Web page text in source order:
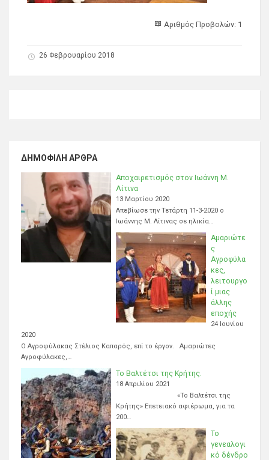
Αριθμός Προβολών: 1
26 Φεβρουαρίου 2018
ΔΗΜΟΦΙΛΉ ΆΡΘΡΑ
Αποχαιρετισμός στον Ιωάννη Μ.
Λίτινα
13 Μαρτίου 2020
Απεβίωσε την Τετάρτη 11-3-2020 ο
Ιωάννης Μ. Λίτινας σε ηλικία…
Αμαριώτε
ς
Αγροφύλα
κες,
λειτουργο
ί μιας
άλλης
εποχής
24 Ιουνίου
2020
Ο Αγροφύλακας Στέλιος Καπαρός, επί το έργον. Αμαριώτες
Αγροφύλακες,…
Το Βαλτέτσι της Κρήτης.
18 Απριλίου 2021
«Το Βαλτέτσι της
Κρήτης» Επετειακό αφιέρωμα, για τα
200…
Το
γενεαλογι
κό δένδρο